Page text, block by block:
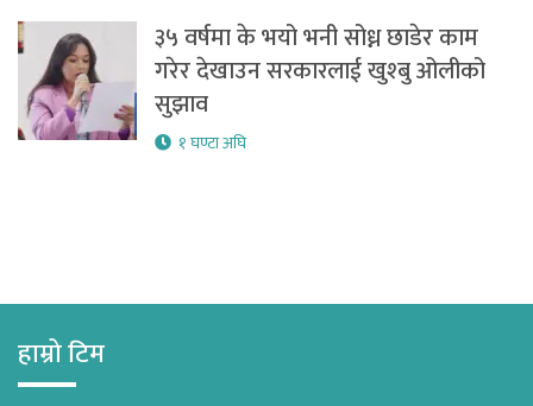
३५ वर्षमा के भयो भनी सोध्न छाडेर काम
गरेर देखाउन सरकारलाई खुश्बु ओलीको
सुझाव
१ घण्टा अघि
हाम्रो टिम